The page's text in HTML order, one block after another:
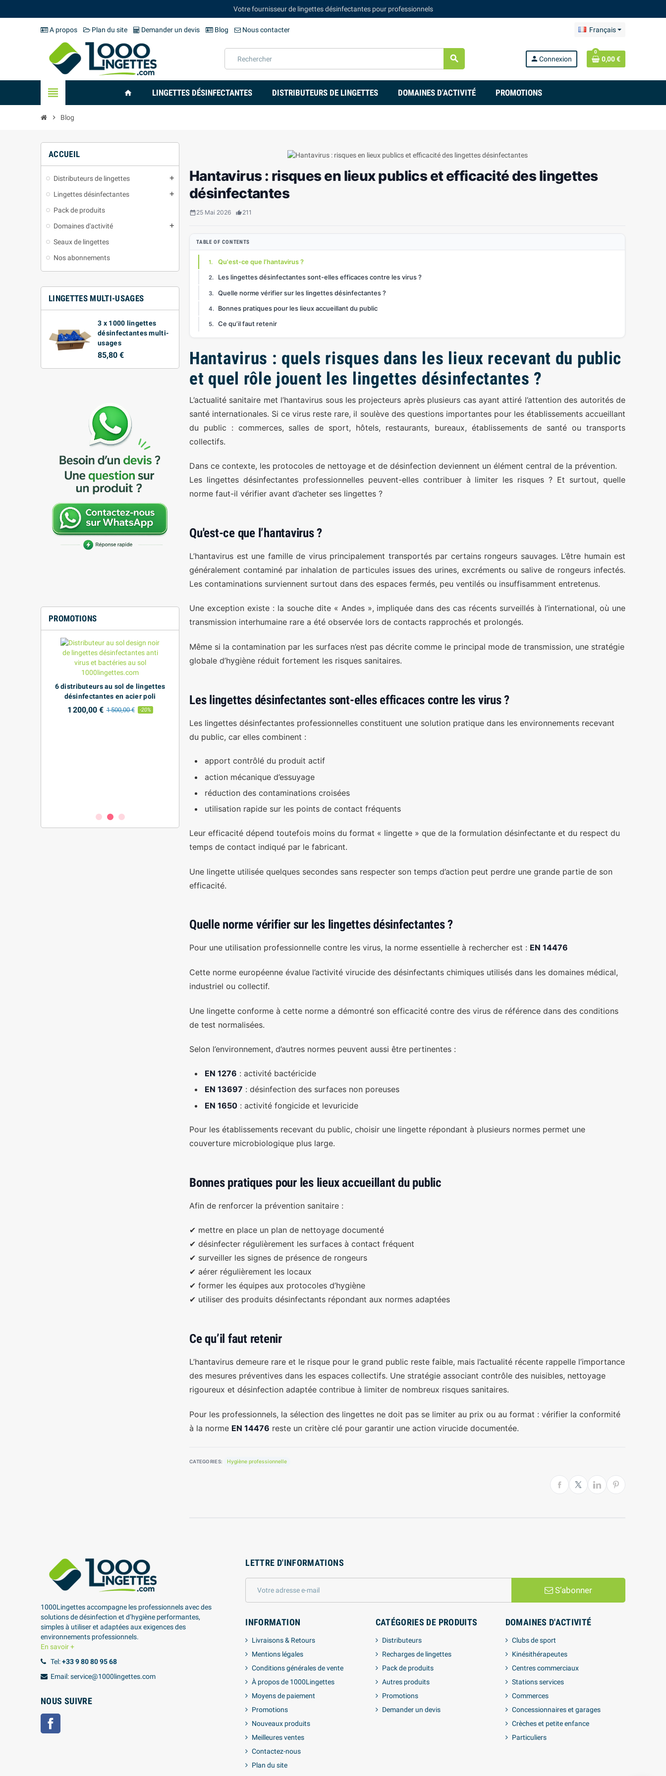
Votre fournisseur de lingettes désinfectantes pour professionnels
A propos Plan du site Demander un devis Blog Nous contacter Français
search person Connexion
0
0,00 €
view_headline home LINGETTES DÉSINFECTANTES DISTRIBUTEURS DE LINGETTES DOMAINES D'ACTIVITÉ PROMOTIONS
chevron_right Blog
ACCUEIL
Distributeurs de lingettes add
Lingettes désinfectantes add
Pack de produits
Domaines d'activité
add
Seaux de lingettes
Nos abonnements
LINGETTES MULTI-USAGES
3 x 1000 lingettes
désinfectantes multi-
usages
85,80 €
PROMOTIONS
6 distributeurs au sol de lingettes
désinfectantes en acier poli
1 200,00 € 1 500,00 € -20%
désinfectantes pour surfaces et
appareils (compatible en
environnements de production
8,71 €
Hantavirus : risques en lieux publics et efficacité des lingettes
désinfectantes
date_range25 Mai 2026 thumb_up_alt
211
TABLE OF CONTENTS
Qu'est-ce que l’hantavirus ?
Les lingettes désinfectantes sont-elles efficaces contre les virus ?
Quelle norme vérifier sur les lingettes désinfectantes ?
Bonnes pratiques pour les lieux accueillant du public
Ce qu’il faut retenir
Hantavirus : quels risques dans les lieux recevant du public
et quel rôle jouent les lingettes désinfectantes ?
L’actualité sanitaire met l’hantavirus sous les projecteurs après plusieurs cas ayant attiré l’attention des autorités de
santé internationales. Si ce virus reste rare, il soulève des questions importantes pour les établissements accueillant
du public : commerces, salles de sport, hôtels, restaurants, bureaux, établissements de santé ou transports
collectifs.
Dans ce contexte, les protocoles de nettoyage et de désinfection deviennent un élément central de la prévention.
Les lingettes désinfectantes professionnelles peuvent-elles contribuer à limiter les risques ? Et surtout, quelle
norme faut-il vérifier avant d’acheter ses lingettes ?
Qu'est-ce que l’hantavirus ?
L’hantavirus est une famille de virus principalement transportés par certains rongeurs sauvages. L’être humain est
généralement contaminé par inhalation de particules issues des urines, excréments ou salive de rongeurs infectés.
Les contaminations surviennent surtout dans des espaces fermés, peu ventilés ou insuffisamment entretenus.
Une exception existe : la souche dite « Andes », impliquée dans des cas récents surveillés à l’international, où une
transmission interhumaine rare a été observée lors de contacts rapprochés et prolongés.
Même si la contamination par les surfaces n’est pas décrite comme le principal mode de transmission, une stratégie
globale d’hygiène réduit fortement les risques sanitaires.
Les lingettes désinfectantes sont-elles efficaces contre les virus ?
Les lingettes désinfectantes professionnelles constituent une solution pratique dans les environnements recevant
du public, car elles combinent :
apport contrôlé du produit actif
action mécanique d’essuyage
réduction des contaminations croisées
utilisation rapide sur les points de contact fréquents
Leur efficacité dépend toutefois moins du format « lingette » que de la formulation désinfectante et du respect du
temps de contact indiqué par le fabricant.
Une lingette utilisée quelques secondes sans respecter son temps d’action peut perdre une grande partie de son
efficacité.
Quelle norme vérifier sur les lingettes désinfectantes ?
Pour une utilisation professionnelle contre les virus, la norme essentielle à rechercher est : EN 14476
Cette norme européenne évalue l’activité virucide des désinfectants chimiques utilisés dans les domaines médical,
industriel ou collectif.
Une lingette conforme à cette norme a démontré son efficacité contre des virus de référence dans des conditions
de test normalisées.
Selon l’environnement, d’autres normes peuvent aussi être pertinentes :
EN 1276 : activité bactéricide
EN 13697 : désinfection des surfaces non poreuses
EN 1650 : activité fongicide et levuricide
Pour les établissements recevant du public, choisir une lingette répondant à plusieurs normes permet une
couverture microbiologique plus large.
Bonnes pratiques pour les lieux accueillant du public
Afin de renforcer la prévention sanitaire :
✔ mettre en place un plan de nettoyage documenté
✔ désinfecter régulièrement les surfaces à contact fréquent
✔ surveiller les signes de présence de rongeurs
✔ aérer régulièrement les locaux
✔ former les équipes aux protocoles d’hygiène
✔ utiliser des produits désinfectants répondant aux normes adaptées
Ce qu’il faut retenir
L’hantavirus demeure rare et le risque pour le grand public reste faible, mais l’actualité récente rappelle l’importance
des mesures préventives dans les espaces collectifs. Une stratégie associant contrôle des nuisibles, nettoyage
rigoureux et désinfection adaptée contribue à limiter de nombreux risques sanitaires.
Pour les professionnels, la sélection des lingettes ne doit pas se limiter au prix ou au format : vérifier la conformité
à la norme EN 14476 reste un critère clé pour garantir une action virucide documentée.
CATEGORIES: Hygiène professionnelle
1000Lingettes accompagne les professionnels avec des
solutions de désinfection et d’hygiène performantes,
simples à utiliser et adaptées aux exigences des
environnements professionnels.
En savoir +
Tel:+33 9 80 80 95 68
Email: service@1000lingettes.com
NOUS SUIVRE
LETTRE D'INFORMATIONS
S’abonner
INFORMATION
Livraisons & Retours
Mentions légales
Conditions générales de vente
À propos de 1000Lingettes
Moyens de paiement
Promotions
Nouveaux produits
Meilleures ventes
Contactez-nous
Plan du site
CATÉGORIES DE PRODUITS
Distributeurs
Recharges de lingettes
Pack de produits
Autres produits
Promotions
Demander un devis
DOMAINES D'ACTIVITÉ
Clubs de sport
Kinésithérapeutes
Centres commerciaux
Stations services
Commerces
Concessionnaires et garages
Crèches et petite enfance
Particuliers